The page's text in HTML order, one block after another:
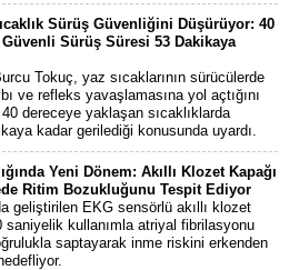
Sürüş Güvenliğini Düşürüyor: 40
Güvenli Sürüş Süresi 53 Dakikaya
Tokuç, yaz sıcaklarının sürücülerde
ve refleks yavaşlamasına yol açtığını
dereceye yaklaşan sıcaklıklarda
kadar gerilediği konusunda uyardı.
Yeni Dönem: Akıllı Klozet Kapağı
Ritim Bozukluğunu Tespit Ediyor
geliştirilen EKG sensörlü akıllı klozet
saniyelik kullanımla atriyal fibrilasyonu
saptayarak inme riskini erkenden